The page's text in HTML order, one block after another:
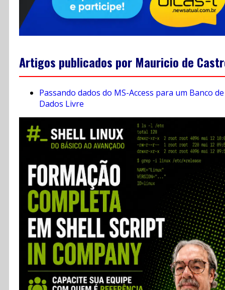
Artigos publicados por Mauricio de
Passando dados do MS-Access para um Banco de
Dados Livre